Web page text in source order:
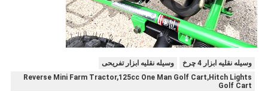
وسیله نقلیه ابزار 4 چرخ
وسیله نقلیه ابزار تفریحی
Reverse Mini Farm Tractor,125cc One Man Golf Cart,Hitch Lights
Golf Cart